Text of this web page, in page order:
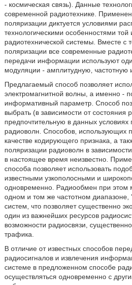
- космическая связь). Данные
современной радиотехнике.
поляризации диктуется условиями
технологическими особенностями той
радиотехнической системы. Вместе с
поляризации все современные
передачи информации используют
модуляции - амплитудную, частотную
Предлагаемый способ позволяет
электромагнитной волны, а именно -
информативный параметр. Способ
выбрать (в зависимости от состояния
предпочтительную в данных
радиоволн. Способов, использующих
качестве кодирующего признака, а
поляризации радиоволн в
в настоящее время неизвестно.
способа позволяет использовать
известными узкополосными и
одновременно. Радиообмен при этом
одном и том же частотном
систем, что позволяет существенно
один из важнейших ресурсов
возможности радиосвязи,
трафика.
В отличие от известных способов
радиосигналов и извлечения
системе в предложенном способе
осуществляться одновременно с